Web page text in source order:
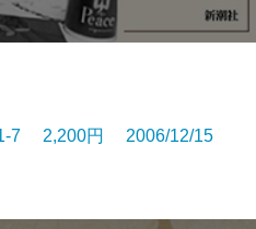
7 2,200円 2006/12/15